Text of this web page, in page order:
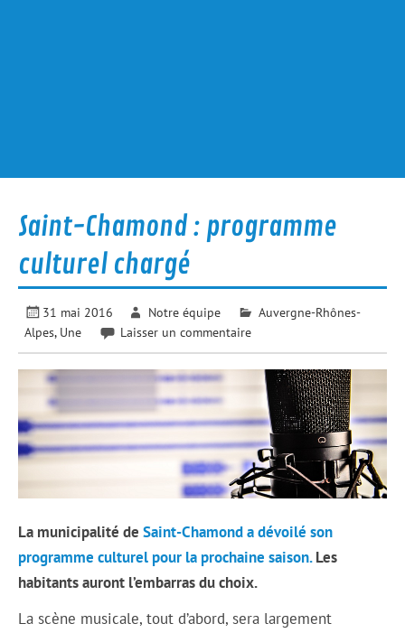
Saint-Chamond : programme
culturel chargé
31 mai 2016 Notre équipe
Auvergne-Rhônes-
Alpes, Une Laisser un commentaire
La municipalité de Saint-Chamond a dévoilé son
programme culturel pour la prochaine saison.Les
habitants auront l’embarras du choix.
La scène musicale, tout d’abord, sera largement